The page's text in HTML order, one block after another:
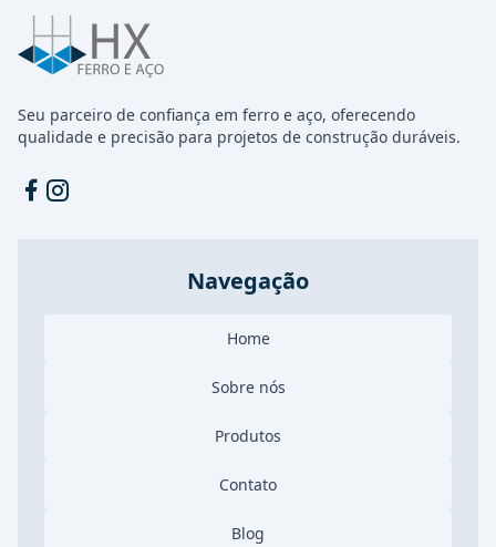
Seu parceiro de confiança em ferro e aço, oferecendo
qualidade e precisão para projetos de construção duráveis.
Facebook
Navegação
Home
Sobre nós
Produtos
Contato
Blog